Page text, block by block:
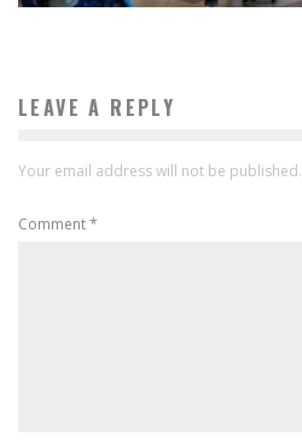
LEAVE A REPLY
Your email address will not be published.
Comment*